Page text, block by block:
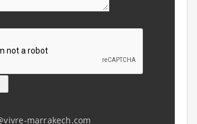
marrakech.com